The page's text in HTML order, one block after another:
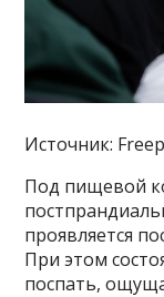
Источник:
Под пищевой
проявляется
При этом
поспать,